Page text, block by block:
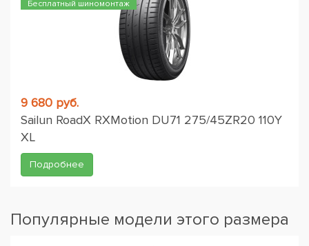
Бесплатный шиномонтаж
9 680 руб.
Sailun RoadX RXMotion DU71 275/45ZR20 110Y
XL
Подробнее
Популярные модели этого размера